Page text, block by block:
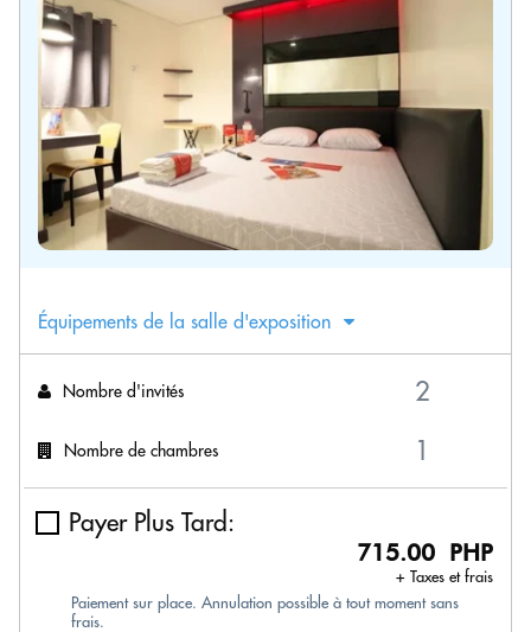
Équipements de la salle d'exposition
Nombre d'invités
Nombre de chambres
Payer Plus Tard:
715.00 PHP
+ Taxes et frais
Paiement sur place. Annulation possible à tout moment sans
frais.